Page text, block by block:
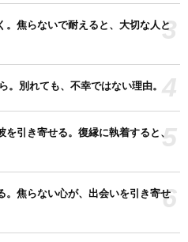
。焦らないで耐えると、大切な人と3
別れても、不幸ではない理由。 4
を引き寄せる。復縁に執着すると、5
。焦らない心が、出会いを引き寄せ6